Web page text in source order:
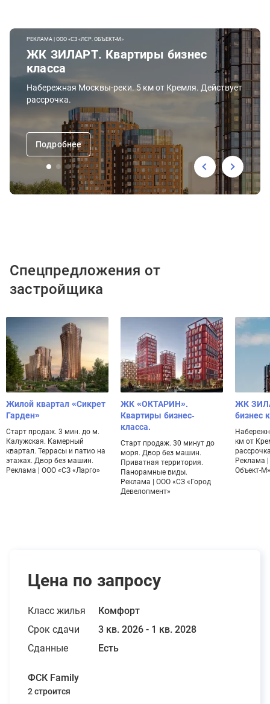
Цена по запросу
Класс жилья
Комфорт
Срок сдачи
3 кв. 2026 - 1 кв. 2028
Сданные
Есть
ФСК Family
2 строится
РЕКЛАМА | ООО «СЗ «ЛСР. ОБЪЕКТ-М»
ЖК ЗИЛАРТ. Квартиры бизнес
класса
Набережная Москвы-реки. 5 км от Кремля. Действует
рассрочка.
Подробнее
Спецпредложения от
застройщика
Жилой квартал «Сикрет
Гарден»
Старт продаж. 3 мин. до м.
Калужская. Камерный
квартал. Террасы и патио на
этажах. Двор без машин.
Реклама | ООО «СЗ «Ларго»
ЖК «ОКТАРИН».
Квартиры бизнес-
класса.
Старт продаж. 30 минут до
моря. Двор без машин.
Приватная территория.
Панорамные виды.
Реклама | ООО «СЗ «Город
Девелопмент»
ЖК
бизнес
км от
Реклама
Объект-М»